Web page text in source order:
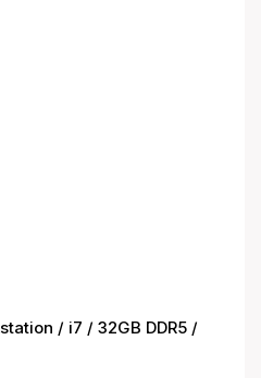
/ i7 / 32GB DDR5 /